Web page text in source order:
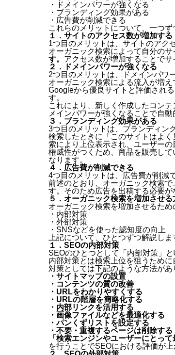
・ドメインパワーが強くなる
・ブランディング効果がある
・広告費が削減できる
これらのメリットについて、一つず
１．サイトのアクセス数が増加する
1つ目のメリットは、サイトのアク
オーガニック検索によって自分のサ
す。 アクセス数が増加することで
２．ドメインパワーが強くなる
2つ目のメリットは、ドメインパワ
オーガニック検索による流入が増
Googleから優良サイトと評価される
す。
これにより、新しく作成したコン
メインパワーが強くなることで自
３．ブランディング効果がある
3つ目のメリットは、ブランディン
検索したときに「このサイトはよ
索により上位表示され、ユーザー
権威性がつくため、商品を販売し
なります。
４．広告費が削減できる
4つ目のメリットは、広告費が削減
前述のとおり、オーガニック検索
す。そのため広告を出稿する必要が
５．オーガニック検索を増加させる
オーガニック検索を増加させるた
・内部対策
・外部対策
・SNSなどを使った認知度の向上
上記について、ひとつずつ解説しま
１．SEOの内部対策
SEOのひとつとして「内部対策」と
内部対策とは検索上位を狙うため
対策としては下記のような方法があ
・サイトマップの設置
・コンテンツの質の改善
・URLをわかりやすくする
・URLの階層を簡略化する
・内部リンクを活用する
・画像ファイルなどを最適化する
・パンくずリストを設定する
・不要・重複するページは削除する
「検索エンジンやユーザーにとっ
を行うことでSEOにおける評価が